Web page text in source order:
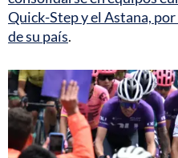
Quick-Step y el Astana,
de su país.